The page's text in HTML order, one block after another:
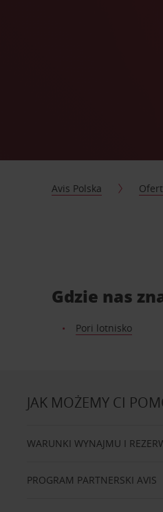
Avis Polska
Gdzie nas
Pori lotnisko
JAK MOŻEMY CI
WARUNKI WYNAJMU I
PROGRAM PARTNERSKI AVIS